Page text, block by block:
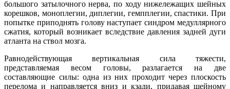
большого затылочного нерва, по ходу нижележащих шейных
корешков, моноплегии, диплегии, гемпплегии, спастики. При
попытке приподнять голову наступает синдром медуллярного
сжатия, который возникает вследствие давления задней дуги
атланта на ствол мозга.
Равнодействующая вертикальная сила тяжести,
представляемая весом головы, разлагается на две
составляющие силы: одна из них проходит через плоскость
перелома и направляется вниз и кзади, придавая шейному